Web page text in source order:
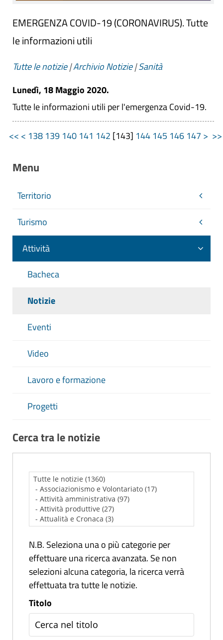
EMERGENZA COVID-19 (CORONAVIRUS). Tutte
le informazioni utili
Tutte le notizie|Archivio Notizie|Sanità
Lunedì, 18 Maggio 2020.
Tutte le informazioni utili per l'emergenza Covid-19.
<< < 138 139 140 141 142 [143] 144 145 146 147 >
Menu
Territorio
Turismo
Attività
Bacheca
Notizie
Eventi
Video
Lavoro e formazione
Progetti
Cerca tra le notizie
N.B. Seleziona una o più categorie per
effettuare una ricerca avanzata. Se non
selezioni alcuna categoria, la ricerca verrà
effettuata tra tutte le notizie.
Titolo